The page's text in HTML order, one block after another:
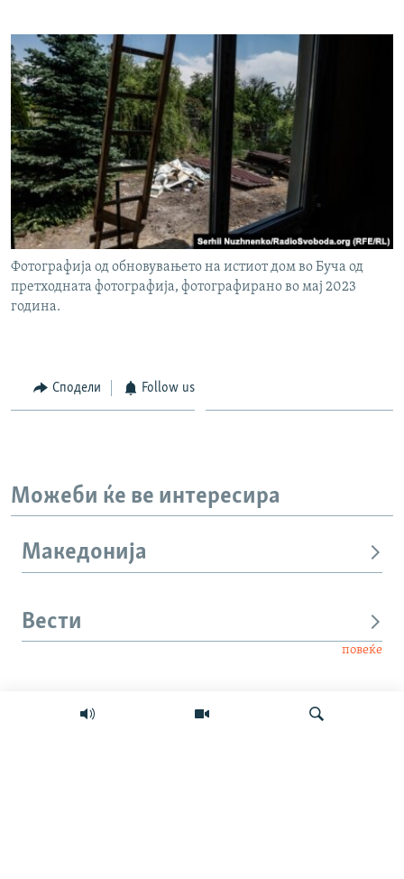
Фотографија од обновувањето на истиот дом во Буча од
претходната фотографија, фотографирано во мај 2023
година.
Сподели Follow us
Можеби ќе ве интересира
Македонија
Вести
повеќе
Интервју